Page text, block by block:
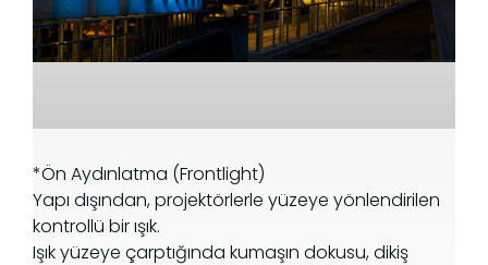
*Ön Aydınlatma (Frontlight)
Yapı dışından, projektörlerle yüzeye yönlendirilen
kontrollü bir ışık.
Işık yüzeye çarptığında kumaşın dokusu, dikiş